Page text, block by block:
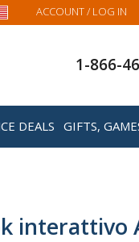
ACCOUNT/ LOG IN
1-866-
DEALS GIFTS,
interattivo